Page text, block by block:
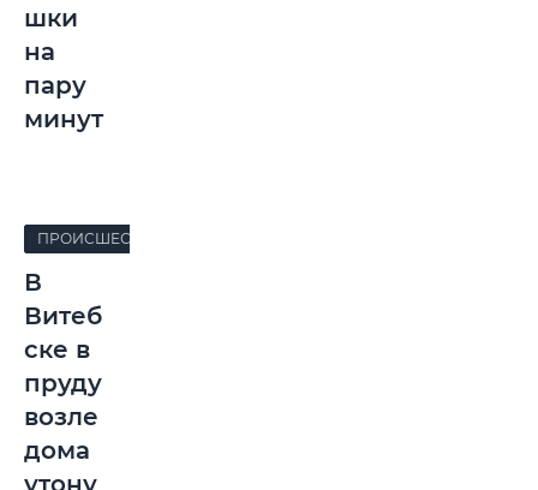
шки
на
пару
минут
ПРОИСШЕСТВИЯ
В
Витеб
ске в
пруду
возле
дома
утону